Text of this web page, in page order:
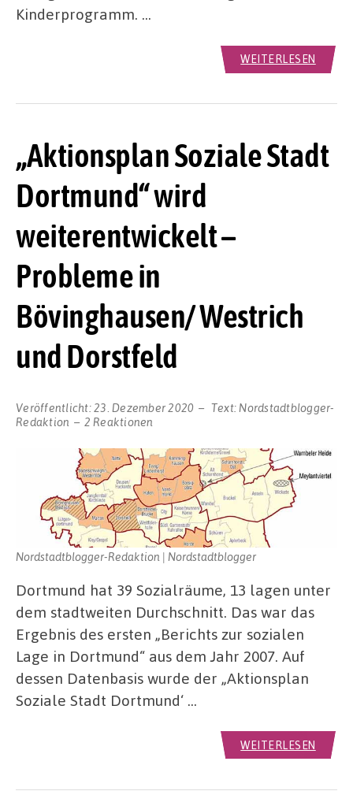
Kinderprogramm. …
WEITERLESEN
„Aktionsplan Soziale Stadt
Dortmund“ wird
weiterentwickelt –
Probleme in
Bövinghausen/ Westrich
und Dorstfeld
Veröffentlicht:23. Dezember 2020 Text: Nordstadtblogger-
Redaktion
2 Reaktionen
Nordstadtblogger-Redaktion | Nordstadtblogger
Dortmund hat 39 Sozialräume, 13 lagen unter
dem stadtweiten Durchschnitt. Das war das
Ergebnis des ersten „Berichts zur sozialen
Lage in Dortmund“ aus dem Jahr 2007. Auf
dessen Datenbasis wurde der „Aktionsplan
Soziale Stadt Dortmund‘ …
WEITERLESEN